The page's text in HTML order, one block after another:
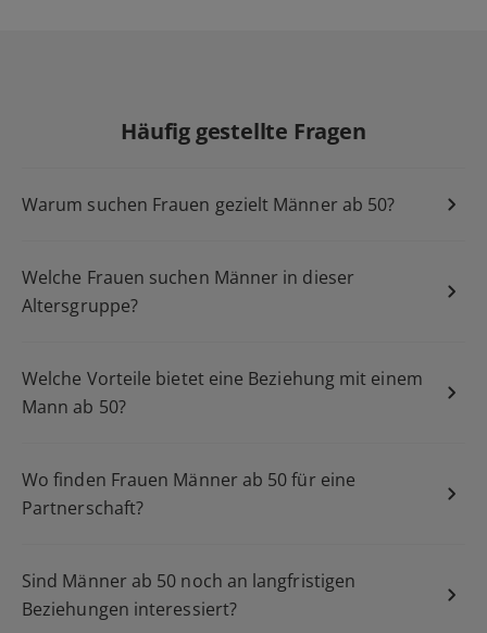
Häufig gestellte Fragen
Warum suchen Frauen gezielt Männer ab 50?
Welche Frauen suchen Männer in dieser
Altersgruppe?
Welche Vorteile bietet eine Beziehung mit einem
Mann ab 50?
Wo finden Frauen Männer ab 50 für eine
Partnerschaft?
Sind Männer ab 50 noch an langfristigen
Beziehungen interessiert?